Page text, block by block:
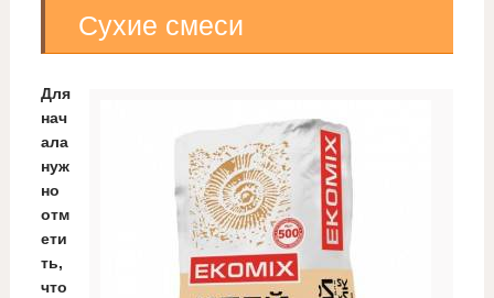
Сухие смеси
Для
нач
ала
нуж
но
отм
ети
ть,
что